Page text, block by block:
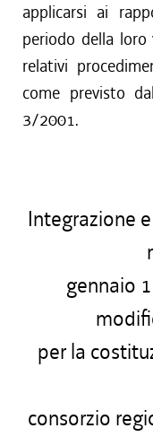
applicarsi ai
periodo della loro
relativi
come previsto
3/2001.
Integrazione
gennaio
per la
consorzio